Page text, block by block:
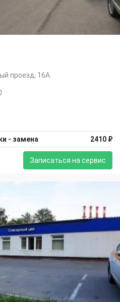
проезд, 16А
- замена 2410 ₽
Записаться на сервис